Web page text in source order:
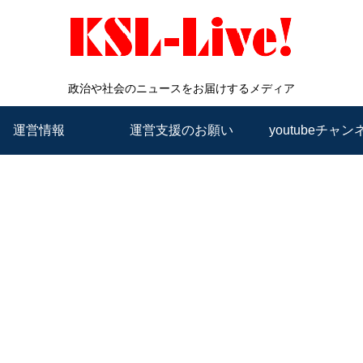
政治や社会のニュースをお届けするメディア
運営情報 運営支援のお願い youtubeチャン